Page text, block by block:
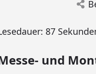
87
und